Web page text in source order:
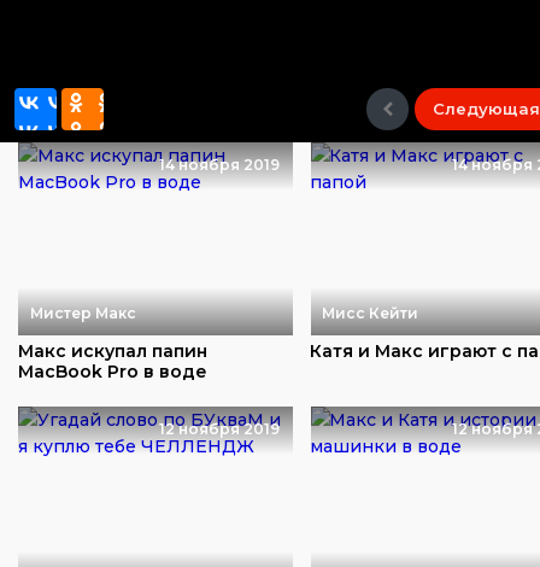
Следующая
14 ноября 2019
Мистер Макс
Макс искупал папин
MacBook Pro в воде
14 ноября
Мисс Кейти
Катя и Макс играют с
12 ноября 2019 12 ноября